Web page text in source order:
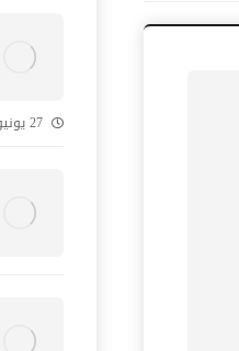
27 يونيو، 2024